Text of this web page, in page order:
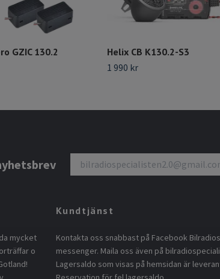
GZIC 130.2
Helix CB K130.2-S3
1 990 kr
mycket
o
Kundtjänst
Kontakta oss snabbast på Facebook
messenger. Maila oss även på
Lagersaldo som visas på hemsidan är